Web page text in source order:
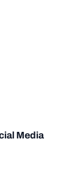
Media